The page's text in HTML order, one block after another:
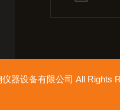
仪器设备有限公司 All